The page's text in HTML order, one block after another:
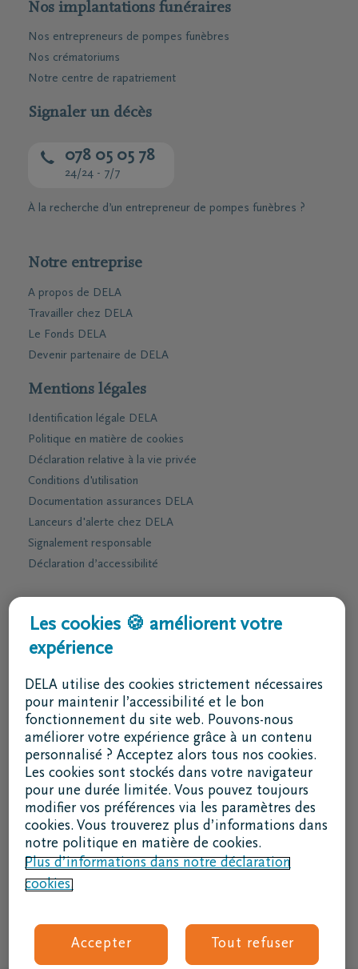
Nos implantations funéraires
Nos entrepreneurs de pompes funèbres
Nos crématoriums
Notre centre de rapatriement
Signaler un décès
078 05 05 78
24/24 - 7/7
À la recherche d’un entrepreneur de pompes funèbres ?
Notre entreprise
A propos de DELA
Travailler chez DELA
Le Fonds DELA
Devenir partenaire de DELA
Mentions légales
Identification légale DELA
Politique en matière de cookies
Déclaration relative à la vie privée
Conditions d'utilisation
Documentation assurances DELA
Lanceurs d'alerte chez DELA
Signalement responsable
Déclaration d’accessibilité
Services & contact
J'ai une question
Je souhaite une brochure par la poste
02 800 87 87
lu - ve 8h30 - 17h
Je suis un intermédiaire
Se connecter à DELAconnect
Je suis un fournisseur
Code RSE
Les cookies 🍪 améliorent votre
expérience
DELA utilise des cookies strictement nécessaires
pour maintenir l’accessibilité et le bon
fonctionnement du site web. Pouvons-nous
améliorer votre expérience grâce à un contenu
personnalisé ? Acceptez alors tous nos cookies.
Les cookies sont stockés dans votre navigateur
pour une durée limitée. Vous pouvez toujours
modifier vos préférences via les paramètres des
cookies. Vous trouverez plus d’informations dans
notre politique en matière de cookies.
Plus d’informations dans notre déclaration
cookies.
Accepter Tout refuser